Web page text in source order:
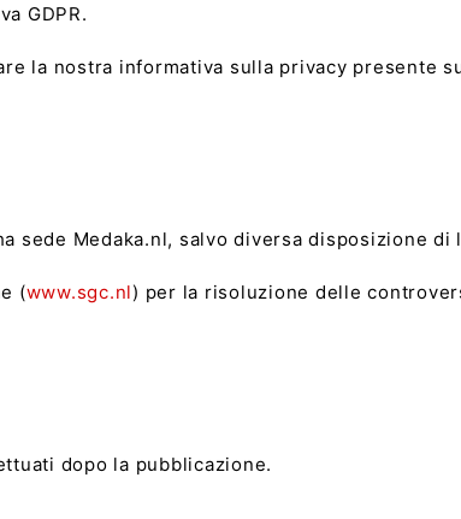
GDPR.
la nostra informativa sulla privacy presente
sede Medaka.nl, salvo diversa disposizione di
(www.sgc.nl) per la risoluzione delle
dopo la pubblicazione.